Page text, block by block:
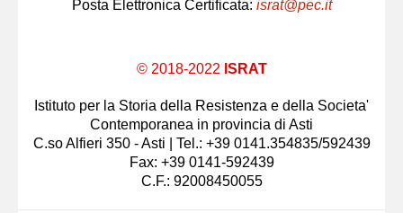
Posta Elettronica Certificata: israt@pec.it
© 2018-2022ISRAT
Istituto per la Storia della Resistenza e della Societa'
Contemporanea in provincia di Asti
C.so Alfieri 350 - Asti | Tel.: +39 0141.354835/592439
Fax: +39 0141-592439
C.F.: 92008450055